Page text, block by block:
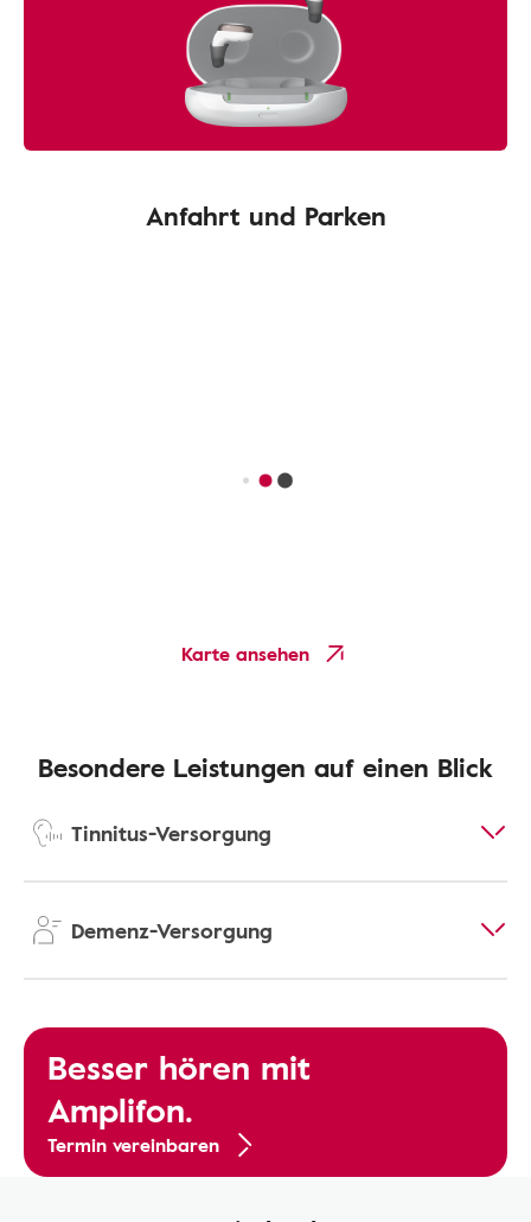
Anfahrt und Parken
Karte ansehen
Besondere Leistungen auf einen Blick
Tinnitus-Versorgung
Demenz-Versorgung
Besser hören mit
Amplifon.
Termin vereinbaren